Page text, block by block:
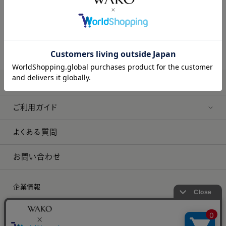
ご利用ガイド
よくある質問
お問い合わせ
企業情報
プレスリリース
採用情報